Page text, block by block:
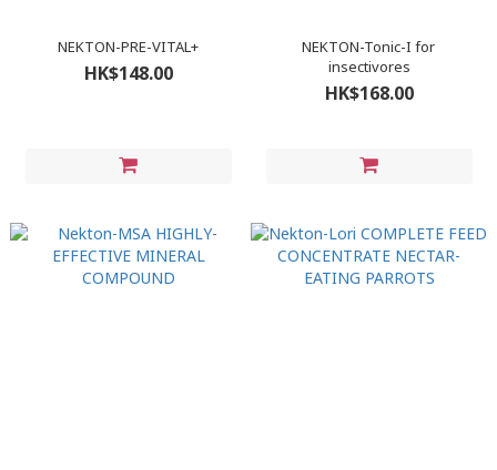
NEKTON-PRE-VITAL+
HK$148.00
NEKTON-Tonic-I for
insectivores
HK$168.00